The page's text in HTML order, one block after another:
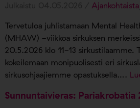
Ajankohtaista
Tervetuloa juhlistamaan Mental
(MHAW) -viikkoa sirkuksen
20.5.2026 klo 11-13 sirkustilaamme.
kokeilemaan monipuolisesti eri
sirkusohjaajiemme opastuksella….
Sunnuntaivieras: Pariakrobatia